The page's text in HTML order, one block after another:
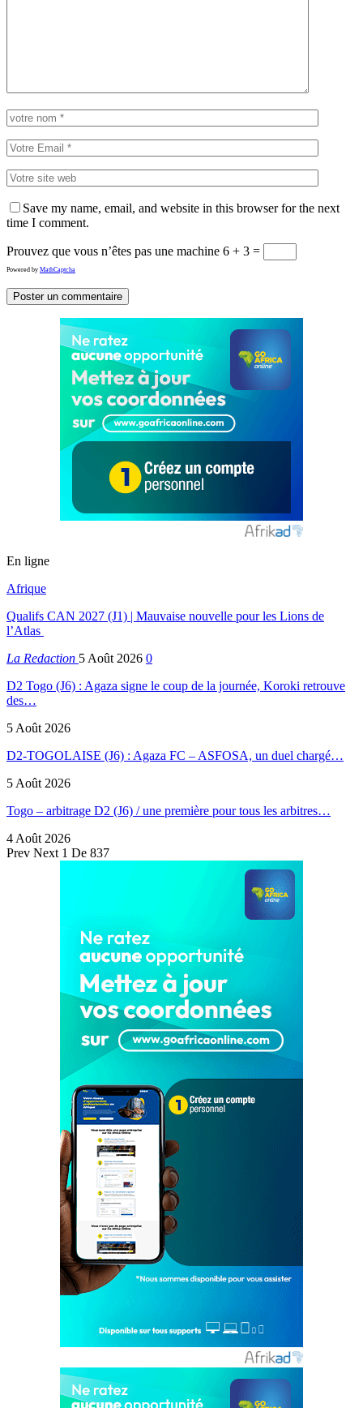
Save my name, email, and website in this browser for the next
time I comment.
Prouvez que vous n’êtes pas une machine 6 + 3 =
Powered by MathCaptcha
En ligne
Afrique
Qualifs CAN 2027 (J1) | Mauvaise nouvelle pour les Lions de
l’Atlas
La Redaction 5 Août 2026 0
D2 Togo (J6) : Agaza signe le coup de la journée, Koroki retrouve
des…
5 Août 2026
D2-TOGOLAISE (J6) : Agaza FC – ASFOSA, un duel chargé…
5 Août 2026
Togo – arbitrage D2 (J6) / une première pour tous les arbitres…
4 Août 2026
Prev Next 1 De 837